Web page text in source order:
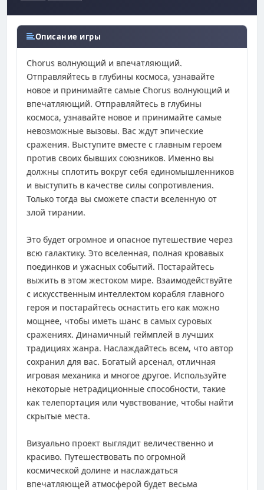
Описание игры
Chorus волнующий и впечатляющий.
Отправляйтесь в глубины космоса, узнавайте
новое и принимайте самые Chorus волнующий и
впечатляющий. Отправляйтесь в глубины
космоса, узнавайте новое и принимайте самые
невозможные вызовы. Вас ждут эпические
сражения. Выступите вместе с главным героем
против своих бывших союзников. Именно вы
должны сплотить вокруг себя единомышленников
и выступить в качестве силы сопротивления.
Только тогда вы сможете спасти вселенную от
злой тирании.
Это будет огромное и опасное путешествие через
всю галактику. Это вселенная, полная кровавых
поединков и ужасных событий. Постарайтесь
выжить в этом жестоком мире. Взаимодействуйте
с искусственным интеллектом корабля главного
героя и постарайтесь оснастить его как можно
мощнее, чтобы иметь шанс в самых суровых
сражениях. Динамичный геймплей в лучших
традициях жанра. Наслаждайтесь всем, что автор
сохранил для вас. Богатый арсенал, отличная
игровая механика и многое другое. Используйте
некоторые нетрадиционные способности, такие
как телепортация или чувствование, чтобы найти
скрытые места.
Визуально проект выглядит величественно и
красиво. Путешествовать по огромной
космической долине и наслаждаться
впечатляющей атмосферой будет весьма